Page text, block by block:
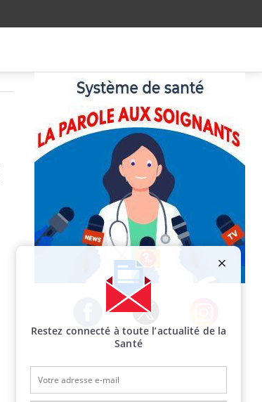
Facebook Twitter Instagram
Restez connecté à toute l’actualité de la
Santé